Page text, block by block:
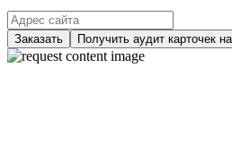
Заказать Получить аудит карточек